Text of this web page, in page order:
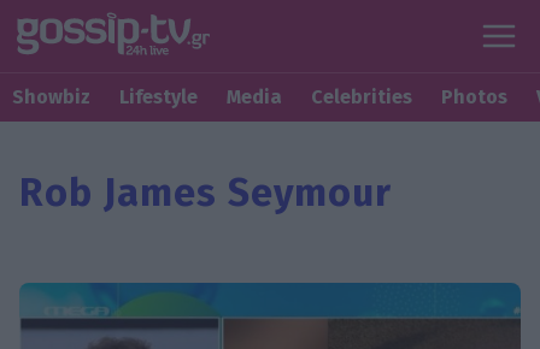
Showbiz Lifestyle Media Celebrities Photos
Rob James Seymour